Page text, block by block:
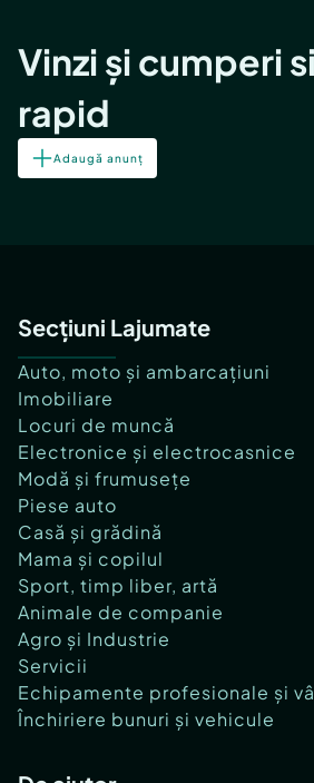
Vinzi și cumperi
rapid
Adaugă anunț
Secțiuni Lajumate
Auto, moto și ambarcațiuni
Imobiliare
Locuri de muncă
Electronice și electrocasnice
Modă și frumusețe
Piese auto
Casă și grădină
Mama și copilul
Sport, timp liber, artă
Animale de companie
Agro și Industrie
Servicii
Echipamente profesionale și
Închiriere bunuri și vehicule